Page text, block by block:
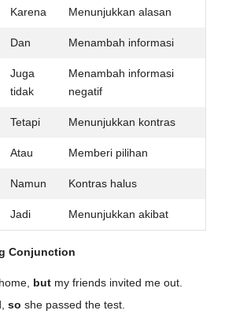
Karena Menunjukkan alasan
Dan Menambah informasi
Juga
tidak
Menambah informasi
negatif
Tetapi Menunjukkan kontras
Atau Memberi pilihan
Namun Kontras halus
Jadi Menunjukkan akibat
Conjunction
but my friends invited me out.
so she passed the test.